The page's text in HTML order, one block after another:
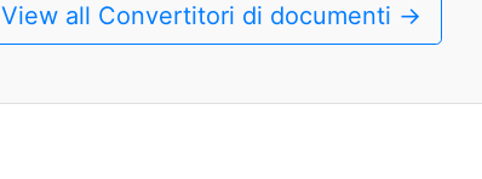
View all Convertitori di documenti →